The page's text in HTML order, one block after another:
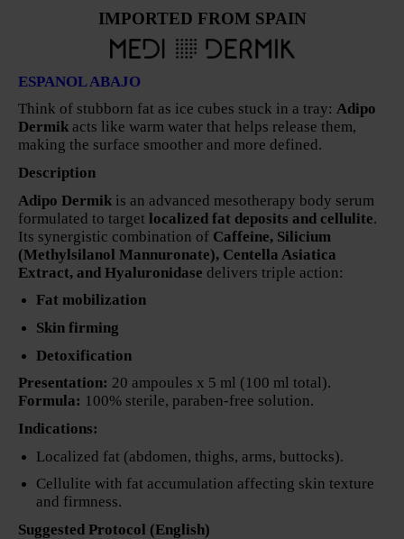
IMPORTED FROM SPAIN
ESPANOL ABAJO
Think of stubborn fat as ice cubes stuck in a tray: Adipo
Dermik acts like warm water that helps release them,
making the surface smoother and more defined.
Description
Adipo Dermik is an advanced mesotherapy body serum
formulated to target localized fat deposits and cellulite.
Its synergistic combination of Caffeine, Silicium
(Methylsilanol Mannuronate), Centella Asiatica
Extract, and Hyaluronidase delivers triple action:
Fat mobilization
Skin firming
Detoxification
Presentation: 20 ampoules x 5 ml (100 ml total).
Formula: 100% sterile, paraben-free solution.
Indications:
Localized fat (abdomen, thighs, arms, buttocks).
Cellulite with fat accumulation affecting skin texture
and firmness.
Suggested Protocol (English)